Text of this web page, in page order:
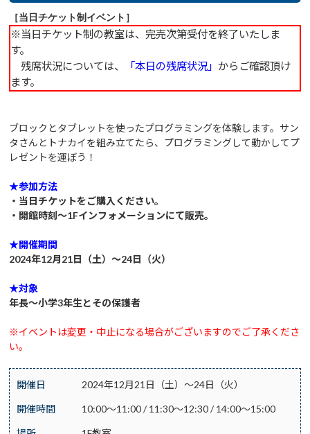
［当日チケット制イベント］
※当日チケット制の教室は、完売次第受付を終了いたしま
す。
残席状況については、
「本日の残席状況」 からご確認頂け
ます。
ブロックとタブレットを使ったプログラミングを体験します。サン
タさんとトナカイを組み立てたら、プログラミングして動かしてプ
レゼントを運ぼう！
★参加方法
・当日チケットをご購入ください。
・開館時刻～1Fインフォメーションにて販売。
★開催期間
2024年12月21日（土）～24日（火）
★対象
年長～小学3年生とその保護者
※イベントは変更・中止になる場合がございますのでご了承くださ
い。
開催日 2024年12月21日（土）～24日（火）
開催時間 10:00～11:00 / 11:30～12:30 / 14:00～15:00